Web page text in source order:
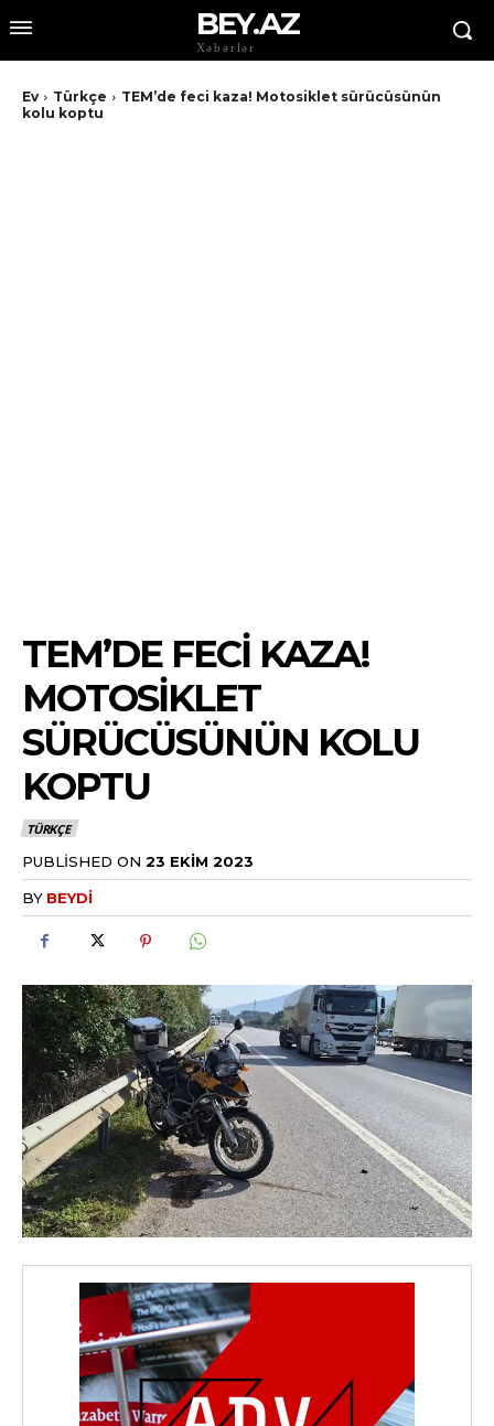
BEY.AZ
Xəbərlər
Ev Türkçe
TEM’de feci kaza! Motosiklet sürücüsünün
kolu koptu
TEM’DE FECI KAZA!
MOTOSIKLET
SÜRÜCÜSÜNÜN KOLU
KOPTU
TÜRKÇE
PUBLISHED ON 23 EKIM 2023
BY BEYDI